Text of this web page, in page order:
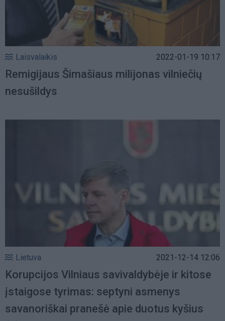
Laisvalaikis 2022-01-19 10:17
Remigijaus Šimašiaus milijonas vilniečių
nesušildys
Lietuva 2021-12-14 12:06
Korupcijos Vilniaus savivaldybėje ir kitose
įstaigose tyrimas: septyni asmenys
savanoriškai pranešė apie duotus kyšius